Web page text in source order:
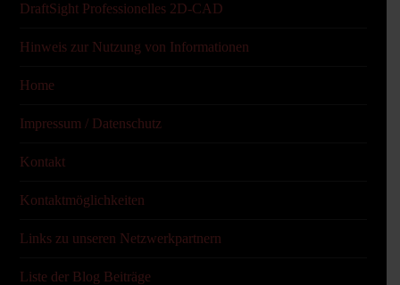
DraftSight Professionelles 2D-CAD
Hinweis zur Nutzung von Informationen
Home
Impressum / Datenschutz
Kontakt
Kontaktmöglichkeiten
Links zu unseren Netzwerkpartnern
Liste der Blog Beiträge